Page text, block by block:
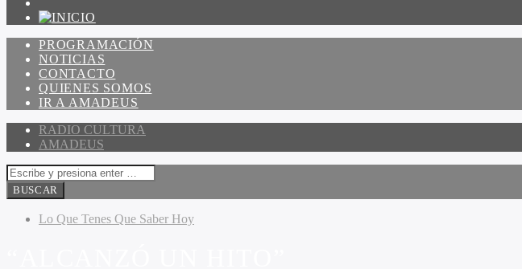
PROGRAMACIÓN
NOTICIAS
CONTACTO
QUIENES SOMOS
IR A AMADEUS
RADIO CULTURA
AMADEUS
Lo Que Tenes Que Saber Hoy